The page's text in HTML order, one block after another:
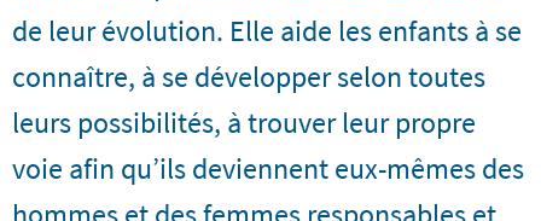
de leur évolution. Elle aide les enfants à se
connaître, à se développer selon toutes
leurs possibilités, à trouver leur propre
voie afin qu’ils deviennent eux-mêmes des